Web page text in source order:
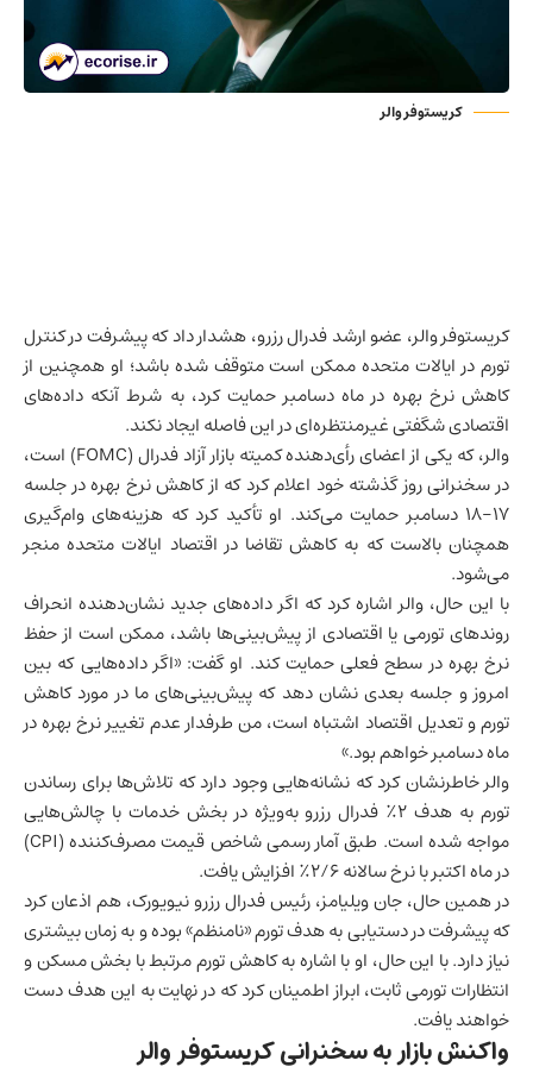
کریستوفر والر
کریستوفر والر، عضو ارشد فدرال رزرو، هشدار داد که پیشرفت در کنترل
تورم در ایالات متحده ممکن است متوقف شده باشد؛ او همچنین از
کاهش نرخ بهره در ماه دسامبر حمایت کرد، به شرط آنکه داده‌های
اقتصادی شگفتی غیرمنتظره‌ای در این فاصله ایجاد نکند.
والر، که یکی از اعضای رأی‌دهنده کمیته بازار آزاد فدرال (FOMC) است،
در سخنرانی روز گذشته خود اعلام کرد که از کاهش نرخ بهره در جلسه
۱۷-۱۸ دسامبر حمایت می‌کند. او تأکید کرد که هزینه‌های وام‌گیری
همچنان بالاست که به کاهش تقاضا در اقتصاد ایالات متحدهمنجر
می‌شود.
با این حال، والر اشاره کرد که اگر داده‌های جدید نشان‌دهنده انحراف
روندهای تورمی یا اقتصادی از پیش‌بینی‌ها باشد، ممکن است از حفظ
نرخ بهره در سطح فعلی حمایت کند. او گفت: «اگر داده‌هایی که بین
امروز و جلسه بعدی نشان دهد که پیش‌بینی‌های ما در مورد کاهش
تورم و تعدیل اقتصاد اشتباه است، من طرفدار عدم تغییر نرخ بهره در
ماه دسامبر خواهم بود.»
والر خاطرنشان کرد که نشانه‌هایی وجود دارد که تلاش‌ها برای رساندن
تورم به هدف ۲٪ فدرال رزرو به‌ویژه در بخش خدمات با چالش‌هایی
مواجه شده است. طبق آمار رسمی شاخص قیمت مصرف‌کننده (CPI)
در ماه اکتبر با نرخ سالانه ۲/۶٪ افزایش یافت.
در همین حال، جان ویلیامز، رئیس فدرال رزرو نیویورک، هم اذعان کرد
که پیشرفت در دستیابی به هدف تورم «نامنظم» بوده و به زمان بیشتری
نیاز دارد. با این حال، او با اشاره به کاهش تورم مرتبط با بخش مسکن و
انتظارات تورمی ثابت، ابراز اطمینان کرد که در نهایت به این هدف دست
خواهند یافت.
واکنش بازار به سخنرانی کریستوفر والر